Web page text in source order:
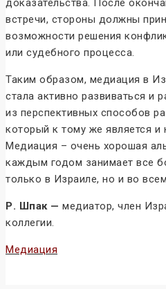
доказательства. После
встречи, стороны должны
возможности решения
или судебного процесса.
Таким образом, медиация в
стала активно развиваться и
из перспективных способов
который к тому же является и
Медиация – очень хорошая
каждым годом занимает все
только в Израиле, но и во
Р. Шпак — медиатор, член
коллегии.
Медиация